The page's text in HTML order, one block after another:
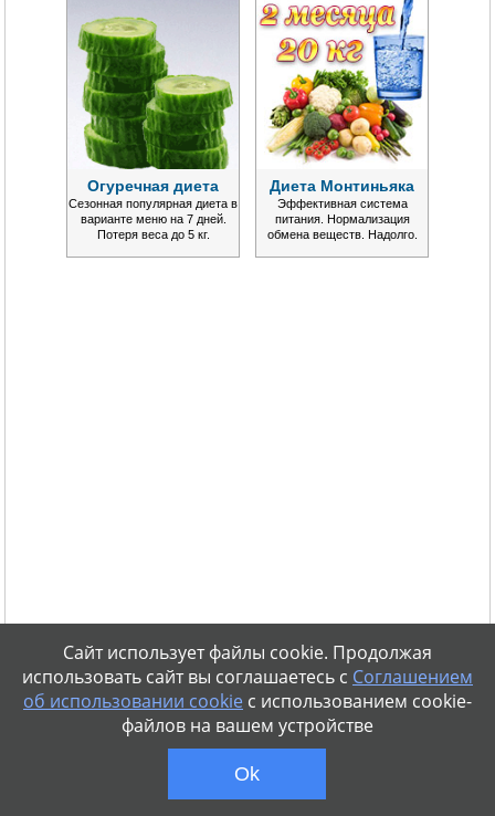
Огуречная диета
Сезонная популярная диета в
варианте меню на 7 дней.
Потеря веса до 5 кг.
Диета Монтиньяка
Эффективная система
питания. Нормализация
обмена веществ. Надолго.
Сайт использует файлы cookie. Продолжая
использовать сайт вы соглашаетесь с Соглашением
об использовании cookieс использованием cookie-
файлов на вашем устройстве
Ok